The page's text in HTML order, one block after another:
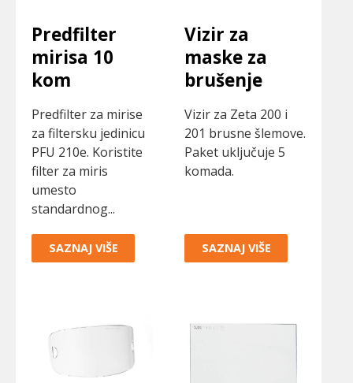
Predfilter
mirisa 10
kom
Predfilter za mirise
za filtersku jedinicu
PFU 210e. Koristite
filter za miris
umesto
standardnog...
SAZNAJ VIŠE
Vizir za
maske za
brušenje
Vizir za Zeta 200 i
201 brusne šlemove.
Paket uključuje 5
komada.
SAZNAJ VIŠE